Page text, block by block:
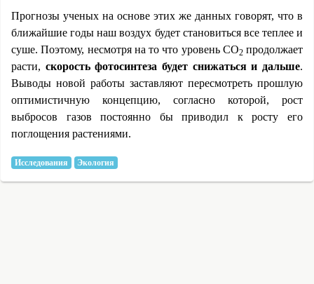
Прогнозы ученых на основе этих же данных говорят, что в
ближайшие годы наш воздух будет становиться все теплее и
суше. Поэтому, несмотря на то что уровень СО2продолжает
расти, скорость фотосинтеза будет снижаться и дальше.
Выводы новой работы заставляют пересмотреть прошлую
оптимистичную концепцию, согласно которой, рост
выбросов газов постоянно бы приводил к росту его
поглощения растениями.
Исследования Экология